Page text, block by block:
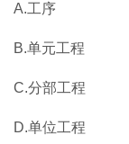
A.工序
B.单元工程
C.分部工程
D.单位工程